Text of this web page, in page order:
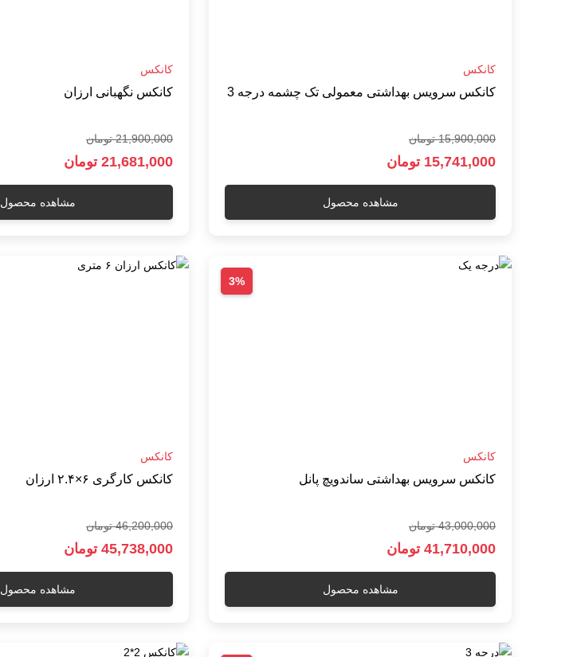
کانکس
کانکس سرویس بهداشتی معمولی تک چشمه درجه 3
15,900,000 تومان
15,741,000 تومان
مشاهده محصول
کانکس
کانکس نگهبانی ارزان
21,900,000 تومان
21,681,000 تومان
مشاهده محصول
3%
کانکس
کانکس سرویس بهداشتی ساندویچ پانل
43,000,000 تومان
41,710,000 تومان
مشاهده محصول
کانکس
کانکس کارگری ۶×۲.۴ ارزان
46,200,000 تومان
45,738,000 تومان
مشاهده محصول